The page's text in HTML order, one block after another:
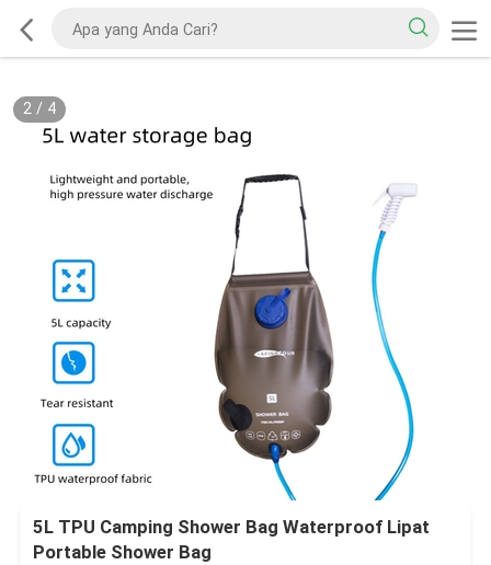
2/ 4
5L TPU Camping Shower Bag Waterproof Lipat
Portable Shower Bag